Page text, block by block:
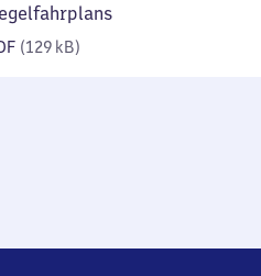
(129 kB)